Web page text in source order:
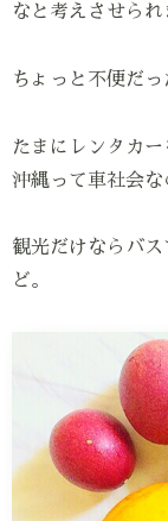
なと考えさせられ
ちょっと不便だっ
たまにレンタカ
沖縄って車社会な
観光だけならバ
ど。